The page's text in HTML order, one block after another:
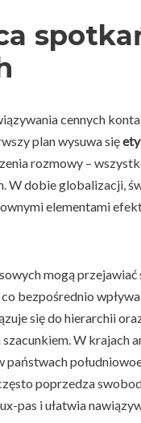
cennych
plan wysuwa się
rozmowy –
W dobie globalizacji,
elementami
mogą
bezpośrednio
się do hierarchii
W krajach
poprzedza
pas i ułatwia